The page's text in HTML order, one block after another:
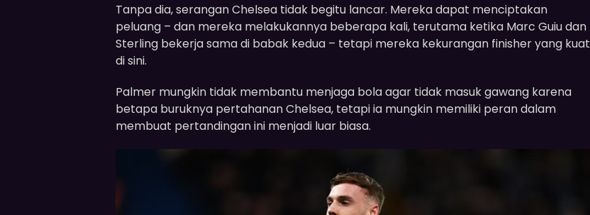
Tanpa dia, serangan Chelsea tidak begitu lancar. Mereka dapat menciptakan
peluang – dan mereka melakukannya beberapa kali, terutama ketika Marc Guiu dan
Sterling bekerja sama di babak kedua – tetapi mereka kekurangan finisher yang kuat
di sini.
Palmer mungkin tidak membantu menjaga bola agar tidak masuk gawang karena
betapa buruknya pertahanan Chelsea, tetapi ia mungkin memiliki peran dalam
membuat pertandingan ini menjadi luar biasa.